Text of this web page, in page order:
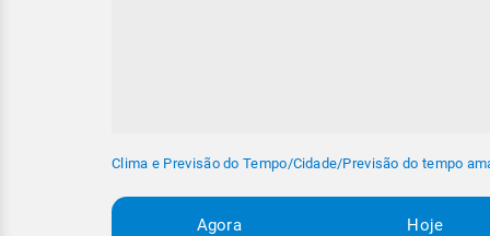
Clima e Previsão do Tempo/Cidade/Previsão do tempo
Agora Hoje